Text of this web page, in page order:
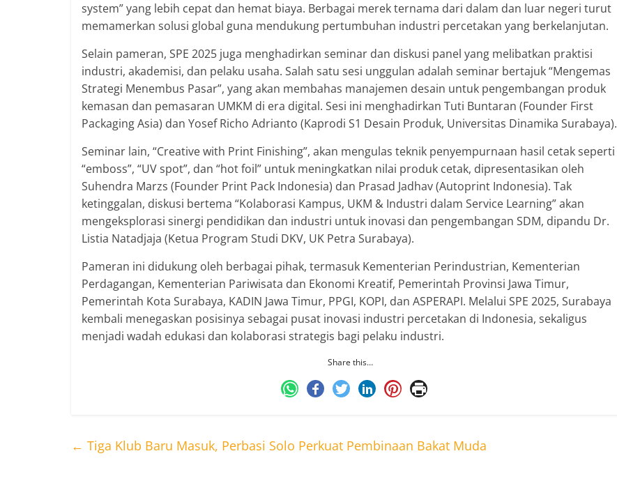
system” yang lebih cepat dan hemat biaya. Berbagai merek ternama dari dalam dan luar negeri turut
memamerkan solusi global guna mendukung pertumbuhan industri percetakan yang berkelanjutan.
Selain pameran, SPE 2025 juga menghadirkan seminar dan diskusi panel yang melibatkan praktisi
industri, akademisi, dan pelaku usaha. Salah satu sesi unggulan adalah seminar bertajuk “Mengemas
Strategi Menembus Pasar”, yang akan membahas manajemen desain untuk pengembangan produk
kemasan dan pemasaran UMKM di era digital. Sesi ini menghadirkan Tuti Buntaran (Founder First
Packaging Asia) dan Yosef Richo Adrianto (Kaprodi S1 Desain Produk, Universitas Dinamika Surabaya).
Seminar lain, “Creative with Print Finishing”, akan mengulas teknik penyempurnaan hasil cetak seperti
“emboss”, “UV spot”, dan “hot foil” untuk meningkatkan nilai produk cetak, dipresentasikan oleh
Suhendra Marzs (Founder Print Pack Indonesia) dan Prasad Jadhav (Autoprint Indonesia). Tak
ketinggalan, diskusi bertema “Kolaborasi Kampus, UKM & Industri dalam Service Learning” akan
mengeksplorasi sinergi pendidikan dan industri untuk inovasi dan pengembangan SDM, dipandu Dr.
Listia Natadjaja (Ketua Program Studi DKV, UK Petra Surabaya).
Pameran ini didukung oleh berbagai pihak, termasuk Kementerian Perindustrian, Kementerian
Perdagangan, Kementerian Pariwisata dan Ekonomi Kreatif, Pemerintah Provinsi Jawa Timur,
Pemerintah Kota Surabaya, KADIN Jawa Timur, PPGI, KOPI, dan ASPERAPI. Melalui SPE 2025, Surabaya
kembali menegaskan posisinya sebagai pusat inovasi industri percetakan di Indonesia, sekaligus
menjadi wadah edukasi dan kolaborasi strategis bagi pelaku industri.
Share this…
← Tiga Klub Baru Masuk, Perbasi Solo Perkuat Pembinaan Bakat Muda